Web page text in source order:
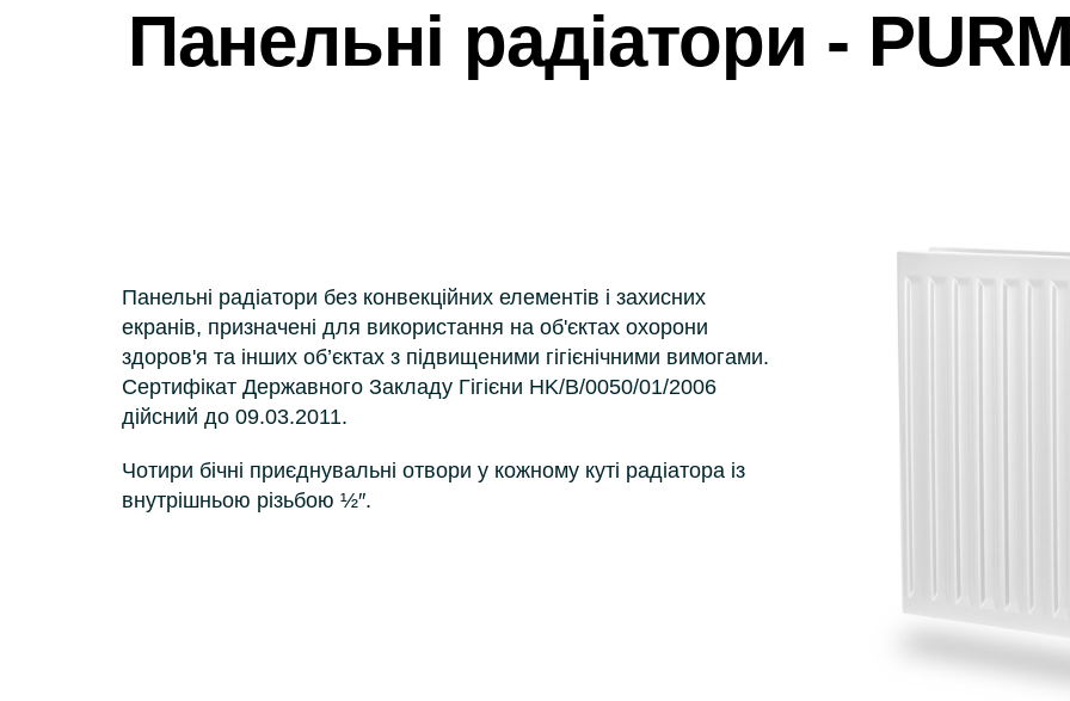
Панельні радіатори -
Панельні радіатори без конвекційних елементів і захисних
екранів, призначені для використання на об'єктах охорони
здоров'я та інших об’єктах з підвищеними гігієнічними вимогами.
Сертифікат Державного Закладу Гігієни HK/B/0050/01/2006
дійсний до 09.03.2011.
Чотири бічні приєднувальні отвори у кожному куті радіатора із
внутрішньою різьбою ½″.